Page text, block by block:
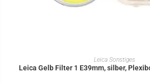
IN DEN WARENKORB
Leica Sonstiges
Leica Gelb Filter 1 E39mm, silber,